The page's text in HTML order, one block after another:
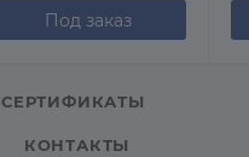
Под заказ
СЕРТИФИКАТЫ
КОНТАКТЫ